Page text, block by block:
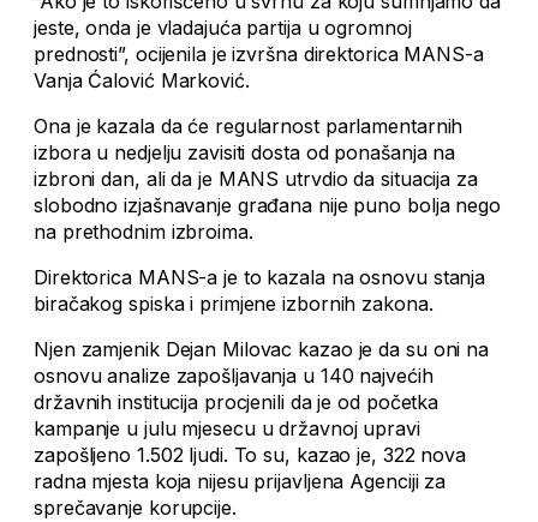
jeste, onda je vladajuća partija u ogromnoj
prednosti”, ocijenila je izvršna direktorica MANS-a
Vanja Ćalović Marković.
Ona je kazala da će regularnost parlamentarnih
izbora u nedjelju zavisiti dosta od ponašanja na
izbroni dan, ali da je MANS utrvdio da situacija za
slobodno izjašnavanje građana nije puno bolja nego
na prethodnim izbroima.
Direktorica MANS-a je to kazala na osnovu stanja
biračakog spiska i primjene izbornih zakona.
Njen zamjenik Dejan Milovac kazao je da su oni na
osnovu analize zapošljavanja u 140 najvećih
državnih institucija procjenili da je od početka
kampanje u julu mjesecu u državnoj upravi
zapošljeno 1.502 ljudi. To su, kazao je, 322 nova
radna mjesta koja nijesu prijavljena Agenciji za
sprečavanje korupcije.